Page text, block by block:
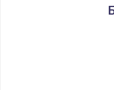
Замена